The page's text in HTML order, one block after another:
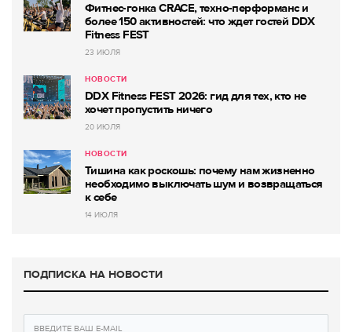
Фитнес-гонка CRACE, техно-перформанс и
более 150 активностей: что ждет гостей DDX
Fitness FEST
23 ИЮЛЯ
НОВОСТИ
DDX Fitness FEST 2026: гид для тех, кто не
хочет пропустить ничего
20 ИЮЛЯ
НОВОСТИ
Тишина как роскошь: почему нам жизненно
необходимо выключать шум и возвращаться
к себе
14 ИЮЛЯ
ПОДПИСКА НА НОВОСТИ